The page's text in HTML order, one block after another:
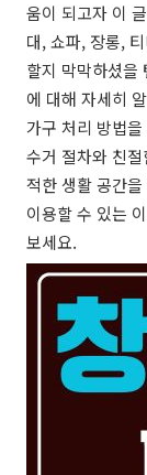
움이 되고자 이
대, 쇼파, 장롱,
할지 막막하셨을
에 대해 자세히
가구 처리 방법
수거 절차와 친
적한 생활 공간
이용할 수 있는
보세요.